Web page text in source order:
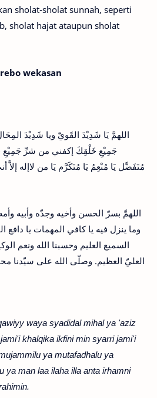
sholat-sholat sunnah, seperti
sholat hajat ataupun sholat
wekasan
اللهمَّ يَا شَدِيْدَ القَويّ ويا شَدِيْدَ
جَمِيْعِ خَلْقِكَ إكفني من شرِّ جَمِيْعِ
مُتَفَضَّل يَا مُنْعِمُ يَا مُتَكَرَّم يَا من لاإله
اللهمَّ بسرّ الحسن وأخيه وجدّه وأبيه
وما ينزل فيه يا كافي المهمات يا دافع
السميع العليم وحسبنا الله ونعم
العليّ العظيم. وصلّى الله على سيّدنا
waya syadidal mihal ya 'aziz
khalqika ikfini min syarri jami'i
ya mutafadhalu ya
ya man laa ilaha illa anta irhamni